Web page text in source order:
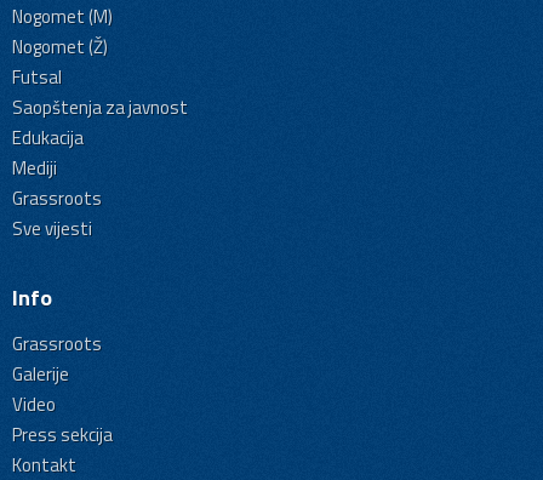
Nogomet (M)
Nogomet (Ž)
Futsal
Saopštenja za javnost
Edukacija
Mediji
Grassroots
Sve vijesti
Info
Grassroots
Galerije
Video
Press sekcija
Kontakt